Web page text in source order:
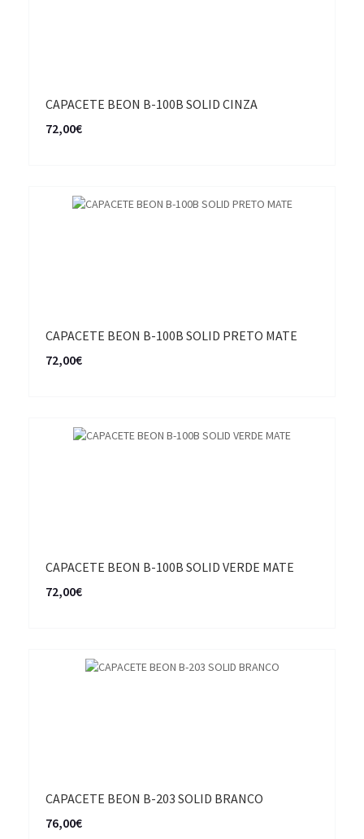
CAPACETE BEON B-100B SOLID CINZA
72,00€
CAPACETE BEON B-100B SOLID PRETO MATE
72,00€
CAPACETE BEON B-100B SOLID VERDE MATE
72,00€
CAPACETE BEON B-203 SOLID BRANCO
76,00€